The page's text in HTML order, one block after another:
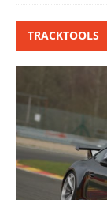
TRACKTOOLS